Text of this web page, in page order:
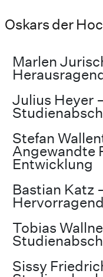
Oskars der
Marlen
Julius Heyer
Stefan
Angewandte
Entwicklung
Bastian Katz
Tobias
Sissy